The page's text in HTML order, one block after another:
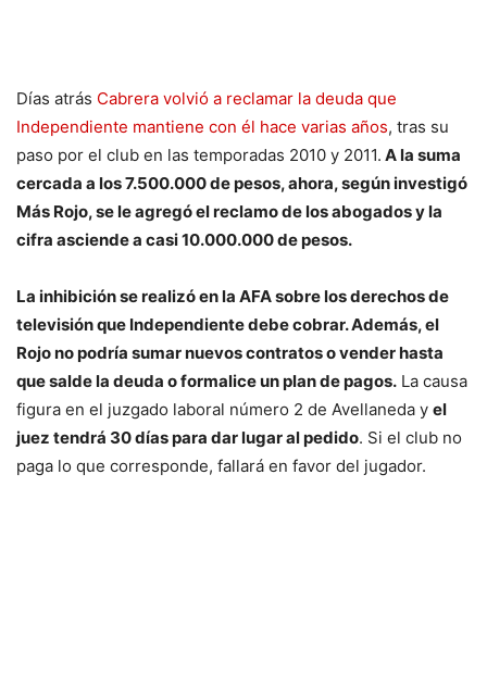
Días atrás Cabrera volvió a reclamar la deuda que
Independiente mantiene con él hace varias años, tras su
paso por el club en las temporadas 2010 y 2011. A la suma
cercada a los 7.500.000 de pesos, ahora, según investigó
Más Rojo, se le agregó el reclamo de los abogados y la
cifra asciende a casi 10.000.000 de pesos.
La inhibición se realizó en la AFA sobre los derechos de
televisión que Independiente debe cobrar. Además, el
Rojo no podría sumar nuevos contratos o vender hasta
que salde la deuda o formalice un plan de pagos. La causa
figura en el juzgado laboral número 2 de Avellaneda y el
juez tendrá 30 días para dar lugar al pedido. Si el club no
paga lo que corresponde, fallará en favor del jugador.